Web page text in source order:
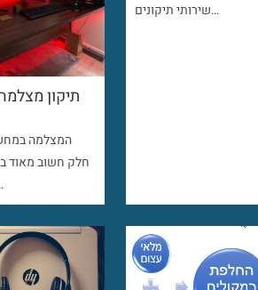
תיקון
המצלמה
חלק חשוב מאוד
שירותי תיקונים…